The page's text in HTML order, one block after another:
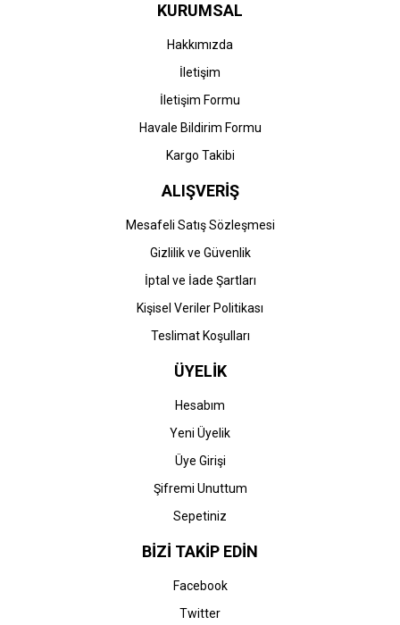
KURUMSAL
Hakkımızda
İletişim
İletişim Formu
Havale Bildirim Formu
Kargo Takibi
ALIŞVERİŞ
Mesafeli Satış Sözleşmesi
Gizlilik ve Güvenlik
İptal ve İade Şartları
Kişisel Veriler Politikası
Teslimat Koşulları
ÜYELİK
Hesabım
Yeni Üyelik
Üye Girişi
Şifremi Unuttum
Sepetiniz
BİZİ TAKİP EDİN
Facebook
Twitter